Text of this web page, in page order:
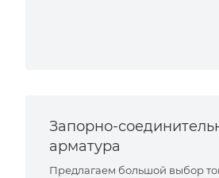
Запорно-
арматура
Предлагаем большой выбор